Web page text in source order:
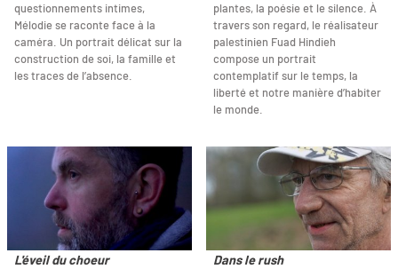
questionnements intimes,
Mélodie se raconte face à la
caméra. Un portrait délicat sur la
construction de soi, la famille et
les traces de l’absence.
plantes, la poésie et le silence. À
travers son regard, le réalisateur
palestinien Fuad Hindieh
compose un portrait
contemplatif sur le temps, la
liberté et notre manière d’habiter
le monde.
L'éveil du choeur
Dans le rush